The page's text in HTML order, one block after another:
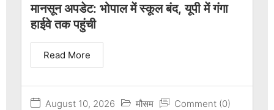
मानसून अपडेट: भोपाल में स्कूल बंद, यूपी में गंगा
हाईवे तक पहुंची
August 10, 2026 मौसम Comment (0)
Read More